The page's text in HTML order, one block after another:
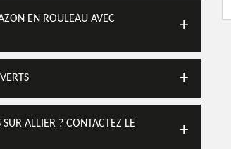
EN ROULEAU AVEC
ALLIER ? CONTACTEZ LE